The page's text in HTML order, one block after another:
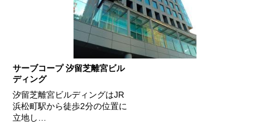
サーブコープ 汐留芝離宮ビル
ディング
汐留芝離宮ビルディングはJR
浜松町駅から徒歩2分の位置に
立地し…